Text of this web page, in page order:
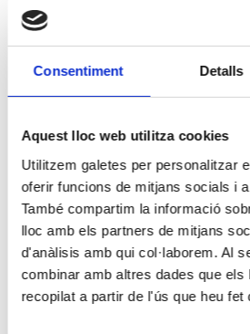
Consentiment Detalls
Aquest lloc web utilitza cookies
Utilitzem galetes per personalitzar
oferir funcions de mitjans socials i
També compartim la informació
lloc amb els partners de mitjans
d'anàlisis amb qui col·laborem. Al
combinar amb altres dades que els
recopilat a partir de l'ús que heu